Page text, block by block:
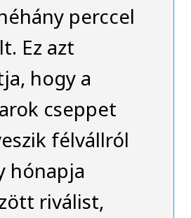
perccel
Ez azt
hogy a
cseppet
félvállról
hónapja
riválist,